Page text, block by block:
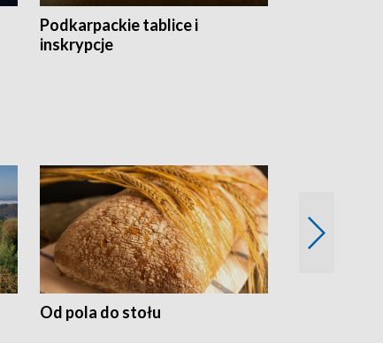
Podkarpackie tablice i
inskrypcje
Od pola do stołu